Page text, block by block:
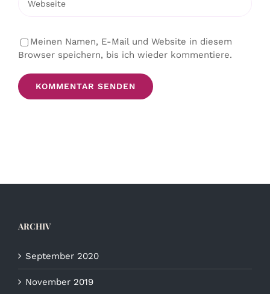
Meinen Namen, E-Mail und Website in diesem
Browser speichern, bis ich wieder kommentiere.
ARCHIV
September 2020
November 2019